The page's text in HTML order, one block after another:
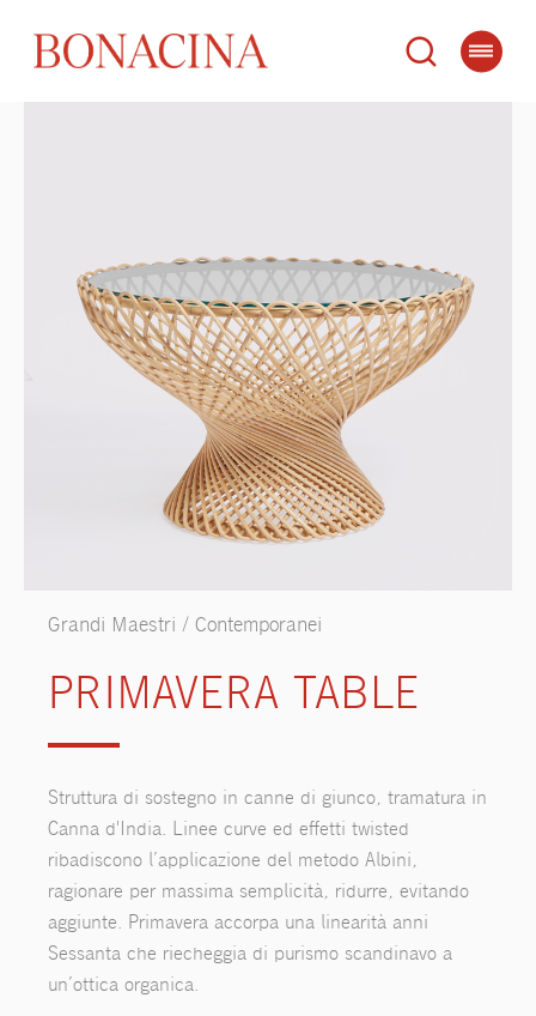
Grandi Maestri / Contemporanei
PRIMAVERA TABLE
Struttura di sostegno in canne di giunco, tramatura in
Canna d'India. Linee curve ed effetti twisted
ribadiscono l’applicazione del metodo Albini,
ragionare per massima semplicità, ridurre, evitando
aggiunte. Primavera accorpa una linearità anni
Sessanta che riecheggia di purismo scandinavo a
un’ottica organica.